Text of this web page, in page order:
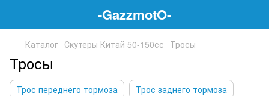
-GazzmotO-
Каталог Скутеры Китай 50-150сс Тросы
Тросы
Трос переднего тормоза
Трос заднего тормоза